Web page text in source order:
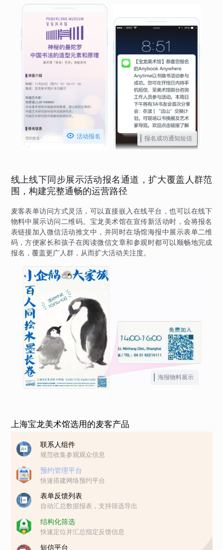
 活动报名 报名成功通知短信
线上线下同步展示活动报名通道，扩大覆盖人群范
围，构建完整通畅的运营路径
麦客表单访问方式灵活，可以直接嵌入在线平台，也可以在线下
物料中展示访问二维码。宝龙美术馆在宣传新活动时，会将报名
表链接加入微信活动推文中，并同时在场馆海报中展示表单二维
码，方便家长和孩子在阅读微信文章和参观时都可以顺畅地完成
报名，覆盖更广人群，从而扩大活动关注度。
海报物料展示
上海宝龙美术馆选用的麦客产品
联系人组件
规范收集参观观众信息
预约管理平台
快速搭建网络预约平台
表单反馈列表
自动汇总数据报表，支持筛选导出
结构化筛选
快速定位并汇总指定反馈信息
短信平台